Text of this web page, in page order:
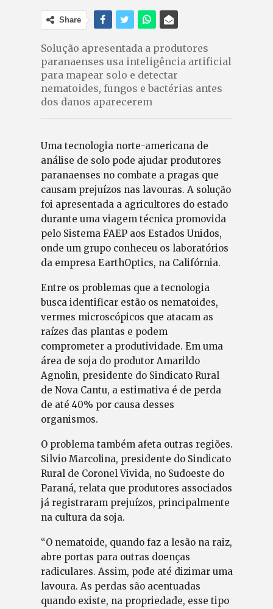
Share
Solução apresentada a produtores
paranaenses usa inteligência artificial
para mapear solo e detectar
nematoides, fungos e bactérias antes
dos danos aparecerem
Uma tecnologia norte-americana de
análise de solo pode ajudar produtores
paranaenses no combate a pragas que
causam prejuízos nas lavouras. A solução
foi apresentada a agricultores do estado
durante uma viagem técnica promovida
pelo Sistema FAEP aos Estados Unidos,
onde um grupo conheceu os laboratórios
da empresa EarthOptics, na Califórnia.
Entre os problemas que a tecnologia
busca identificar estão os nematoides,
vermes microscópicos que atacam as
raízes das plantas e podem
comprometer a produtividade. Em uma
área de soja do produtor Amarildo
Agnolin, presidente do Sindicato Rural
de Nova Cantu, a estimativa é de perda
de até 40% por causa desses
organismos.
O problema também afeta outras regiões.
Silvio Marcolina, presidente do Sindicato
Rural de Coronel Vivida, no Sudoeste do
Paraná, relata que produtores associados
já registraram prejuízos, principalmente
na cultura da soja.
“O nematoide, quando faz a lesão na raiz,
abre portas para outras doenças
radiculares. Assim, pode até dizimar uma
lavoura. As perdas são acentuadas
quando existe, na propriedade, esse tipo